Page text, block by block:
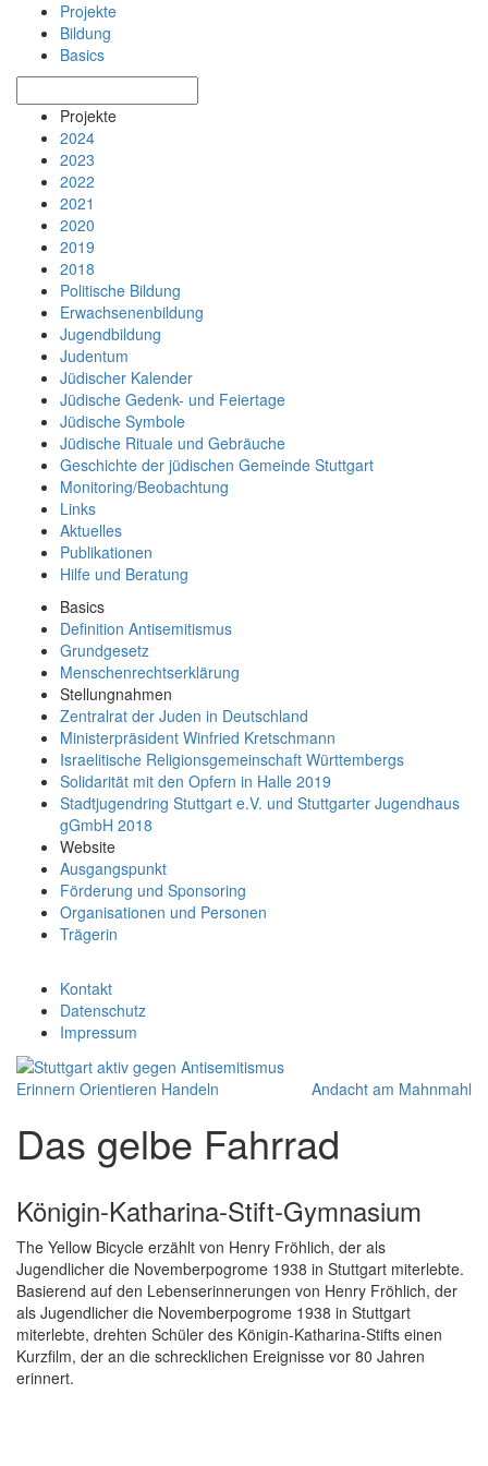
Projekte
Bildung
Basics
Projekte
2024
2023
2022
2021
2020
2019
2018
Politische Bildung
Erwachsenen­bildung
Jugendbildung
Judentum
Jüdischer Kalender
Jüdische Gedenk- und Feiertage
Jüdische Symbole
Jüdische Rituale und Gebräuche
Geschichte der jüdischen Gemeinde Stuttgart
Monitoring/Beobachtung
Links
Aktuelles
Publikationen
Hilfe und Beratung
Basics
Definition Antisemitismus
Grundgesetz
Menschenrechts­erklärung
Stellungnahmen
Zentralrat der Juden in Deutschland
Ministerpräsident Winfried Kretschmann
Israelitische Religions­gemein­schaft Württembergs
Solidarität mit den Opfern in Halle 2019
Stadtjugendring Stuttgart e.V. und Stuttgarter Jugendhaus
gGmbH 2018
Website
Ausgangspunkt
Förderung und Sponsoring
Organisationen und Personen
Trägerin
Kontakt
Datenschutz
Impressum
Erinnern Orientieren Handeln Andacht am Mahnmahl
Das gelbe Fahrrad
Königin-Katharina-Stift-Gymnasium
The Yellow Bicycle erzählt von Henry Fröhlich, der als
Jugendlicher die Novemberpogrome 1938 in Stuttgart miterlebte.
Basierend auf den Lebenserinnerungen von Henry Fröhlich, der
als Jugendlicher die Novemberpogrome 1938 in Stuttgart
miterlebte, drehten Schüler des Königin-Katharina-Stifts einen
Kurzfilm, der an die schrecklichen Ereignisse vor 80 Jahren
erinnert.